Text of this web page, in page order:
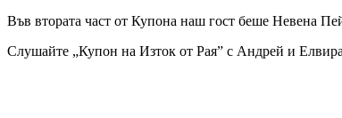
Във втората част от Купона наш гост беше Невена
Слушайте „Купон на Изток от Рая” с Андрей и